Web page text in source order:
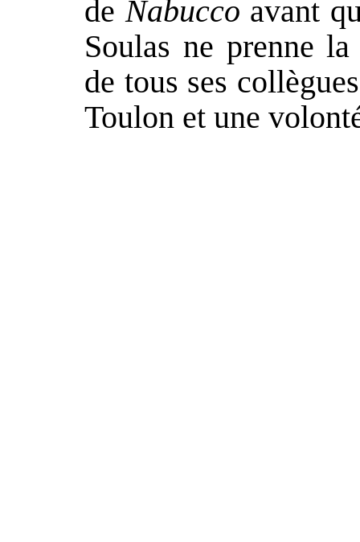
de Nabucco avant
Soulas ne prenne
de tous ses
Toulon et une